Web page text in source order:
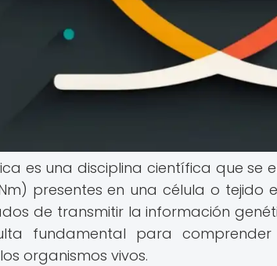
es una disciplina científica que se
presentes en una célula o tejido
de transmitir la información
fundamental para
organismos vivos.